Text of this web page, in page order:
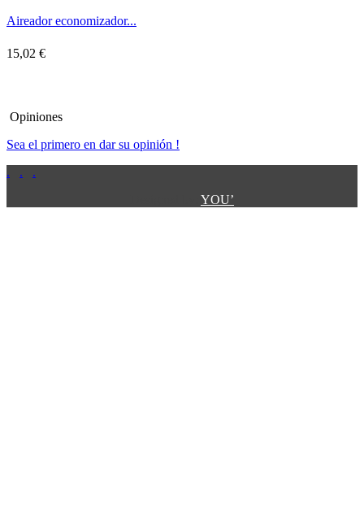
Aireador economizador...
15,02 €
Opiniones
Sea el primero en dar su opinión !
.
.
.
YOU’